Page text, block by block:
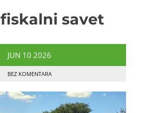
fiskalni savet
JUN 10 2026
BEZ KOMENTARA